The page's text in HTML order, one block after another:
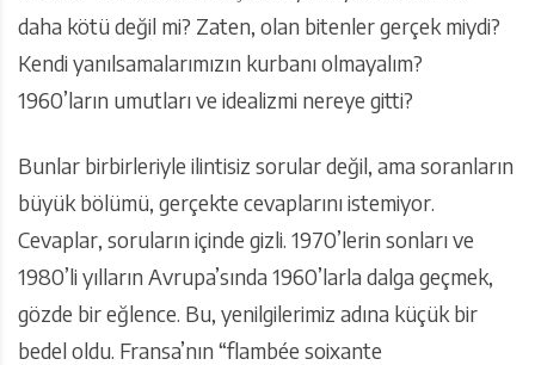
daha kötü değil mi? Zaten, olan bitenler gerçek miydi?
Kendi yanılsamalarımızın kurbanı olmayalım?
1960’ların umutları ve idealizmi nereye gitti?
Bunlar birbirleriyle ilintisiz sorular değil, ama soranların
büyük bölümü, gerçekte cevaplarını istemiyor.
Cevaplar, soruların içinde gizli. 1970’lerin sonları ve
1980’li yılların Avrupa’sında 1960’larla dalga geçmek,
gözde bir eğlence. Bu, yenilgilerimiz adına küçük bir
bedel oldu. Fransa’nın “flambée soixante